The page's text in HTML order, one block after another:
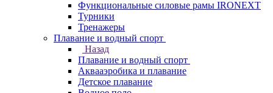
Функциональные силовые рамы IRONEXT
Турники
Тренажеры
Плавание и водный спорт
Назад
Плавание и водный спорт
Аквааэробика и плавание
Детское плавание